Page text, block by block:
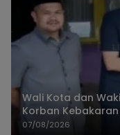
Wali Kota dan
Korban
dan Perkuat
07/08/2026